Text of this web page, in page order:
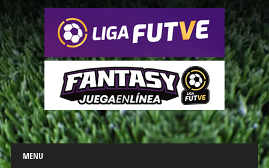
Main menu
Skip
to
MENU